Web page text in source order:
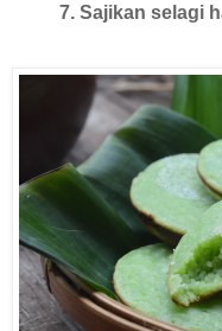
7. Sajikan selagi